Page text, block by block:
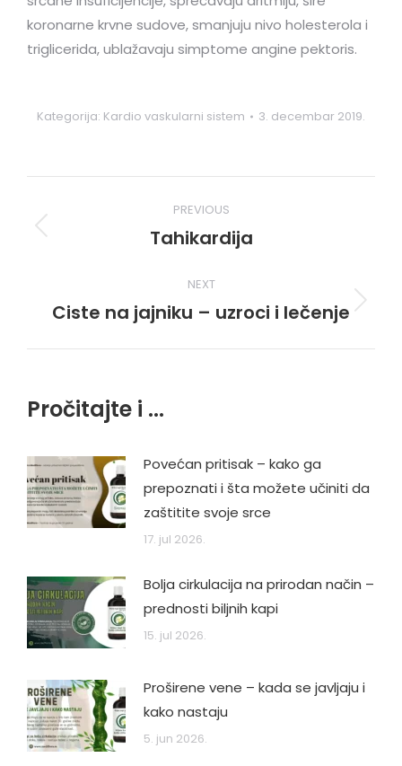
koronarne krvne sudove, smanjuju nivo holesterola i
triglicerida, ublažavaju simptome angine pektoris.
Kategorija: Kardio vaskularni sistem 3. decembar 2019.
navigation
PREVIOUS
Previous
Tahikardija
NEXT
Next
Ciste na jajniku – uzroci i lečenje
Pročitajte i ...
Povećan pritisak – kako ga
prepoznati i šta možete učiniti da
zaštitite svoje srce
17. jul 2026.
Bolja cirkulacija na prirodan način –
prednosti biljnih kapi
15. jul 2026.
Proširene vene – kada se javljaju i
kako nastaju
5. jun 2026.